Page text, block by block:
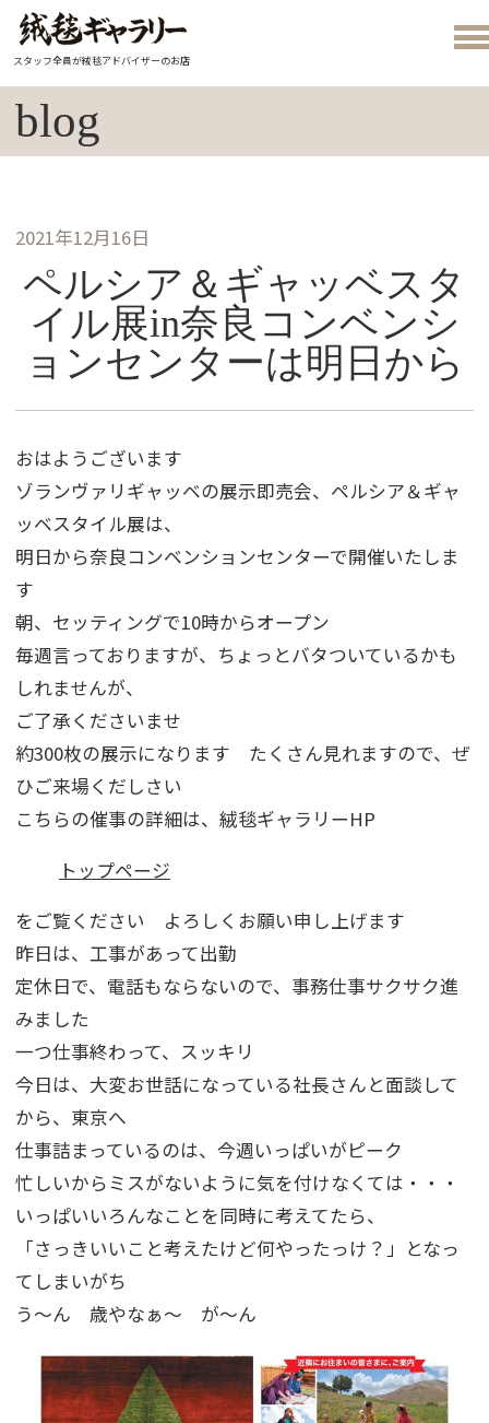
スタッフ全員が絨毯アドバイザーのお店
blog
2021年12月16日
ペルシア＆ギャッベスタ
イル展in奈良コンベンシ
ョンセンターは明日から
おはようございます
ゾランヴァリギャッベの展示即売会、ペルシア＆ギャ
ッベスタイル展は、
明日から奈良コンベンションセンターで開催いたしま
す
朝、セッティングで10時からオープン
毎週言っておりますが、ちょっとバタついているかも
しれませんが、
ご了承くださいませ
約300枚の展示になります たくさん見れますので、ぜ
ひご来場くだしさい
こちらの催事の詳細は、絨毯ギャラリーHP
トップページ
をご覧ください よろしくお願い申し上げます
昨日は、工事があって出勤
定休日で、電話もならないので、事務仕事サクサク進
みました
一つ仕事終わって、スッキリ
今日は、大変お世話になっている社長さんと面談して
から、東京へ
仕事詰まっているのは、今週いっぱいがピーク
忙しいからミスがないように気を付けなくては・・・
いっぱいいろんなことを同時に考えてたら、
「さっきいいこと考えたけど何やったっけ？」となっ
てしまいがち
う～ん 歳やなぁ～ が～ん